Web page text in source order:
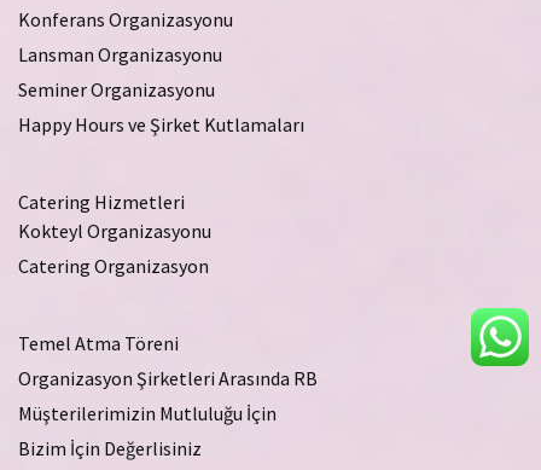
Konferans Organizasyonu
Lansman Organizasyonu
Seminer Organizasyonu
Happy Hours ve Şirket Kutlamaları
Catering Hizmetleri
Kokteyl Organizasyonu
Catering Organizasyon
Temel Atma Töreni
Organizasyon Şirketleri Arasında RB
Müşterilerimizin Mutluluğu İçin
Bizim İçin Değerlisiniz